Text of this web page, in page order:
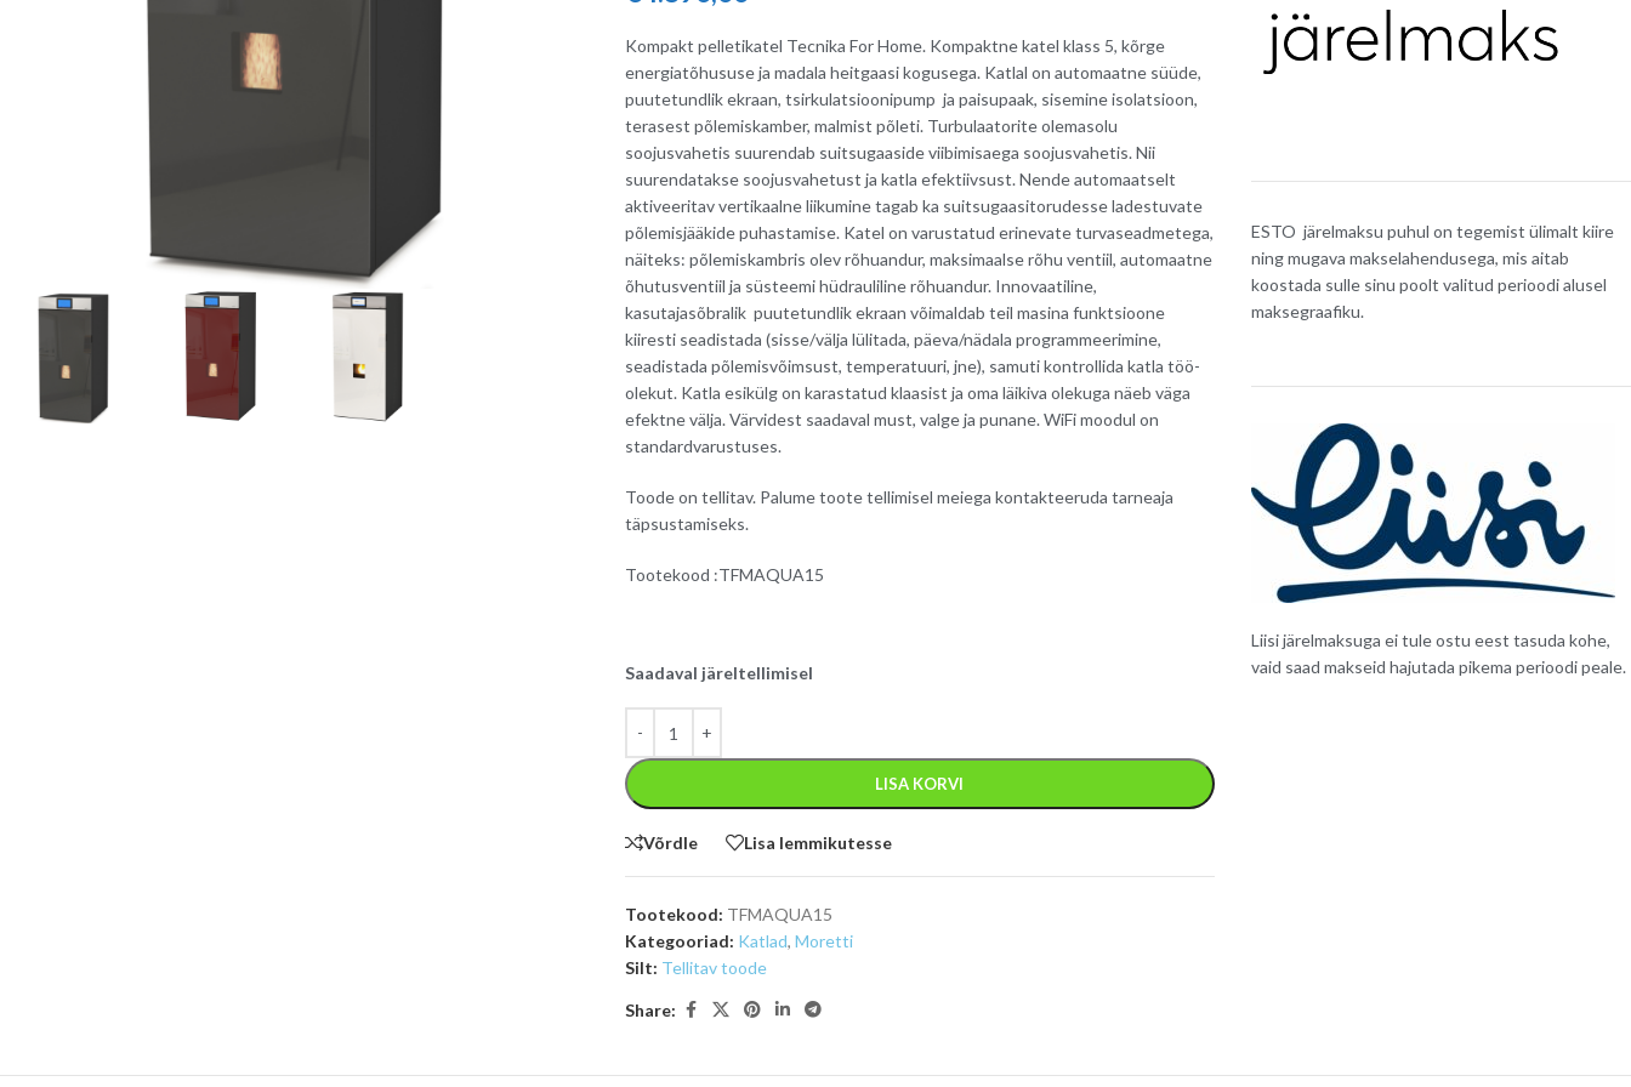
Kompakt pelletikatel Tecnika For Home. Kompaktne katel klass 5, kõrge
energiatõhususe ja madala heitgaasi kogusega. Katlal on automaatne süüde,
puutetundlik ekraan, tsirkulatsioonipump ja paisupaak, sisemine isolatsioon,
terasest põlemiskamber, malmist põleti. Turbulaatorite olemasolu
soojusvahetis suurendab suitsugaaside viibimisaega soojusvahetis. Nii
suurendatakse soojusvahetust ja katla efektiivsust. Nende automaatselt
aktiveeritav vertikaalne liikumine tagab ka suitsugaasitorudesse ladestuvate
põlemisjääkide puhastamise. Katel on varustatud erinevate turvaseadmetega,
näiteks: põlemiskambris olev rõhuandur, maksimaalse rõhu ventiil, automaatne
õhutusventiil ja süsteemi hüdrauliline rõhuandur. Innovaatiline,
kasutajasõbralik puutetundlik ekraan võimaldab teil masina funktsioone
kiiresti seadistada (sisse/välja lülitada, päeva/nädala programmeerimine,
seadistada põlemisvõimsust, temperatuuri, jne), samuti kontrollida katla töö-
olekut. Katla esikülg on karastatud klaasist ja oma läikiva olekuga näeb väga
efektne välja. Värvidest saadaval must, valge ja punane. WiFi moodul on
standardvarustuses.
Toode on tellitav. Palume toote tellimisel meiega kontakteeruda tarneaja
täpsustamiseks.
Tootekood :TFMAQUA15
Saadaval järeltellimisel
LISA KORVI
Võrdle Lisa lemmikutesse
Tootekood: TFMAQUA15
Kategooriad: Katlad, Moretti
Silt: Tellitav toode
Share:
ESTO järelmaksu puhul on tegemist ülimalt kiire
ning mugava makselahendusega, mis aitab
koostada sulle sinu poolt valitud perioodi alusel
maksegraafiku.
Liisi järelmaksuga ei tule ostu eest tasuda kohe,
vaid saad makseid hajutada pikema perioodi peale.